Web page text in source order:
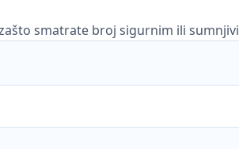
smatrate broj sigurnim ili